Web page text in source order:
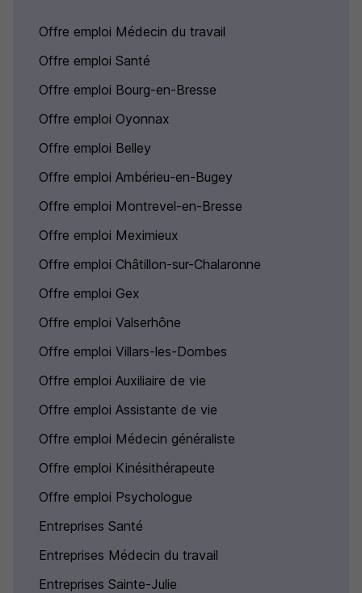
Offre emploi Médecin du travail
Offre emploi Santé
Offre emploi Bourg-en-Bresse
Offre emploi Oyonnax
Offre emploi Belley
Offre emploi Ambérieu-en-Bugey
Offre emploi Montrevel-en-Bresse
Offre emploi Meximieux
Offre emploi Châtillon-sur-Chalaronne
Offre emploi Gex
Offre emploi Valserhône
Offre emploi Villars-les-Dombes
Offre emploi Auxiliaire de vie
Offre emploi Assistante de vie
Offre emploi Médecin généraliste
Offre emploi Kinésithérapeute
Offre emploi Psychologue
Entreprises Santé
Entreprises Médecin du travail
Entreprises Sainte-Julie